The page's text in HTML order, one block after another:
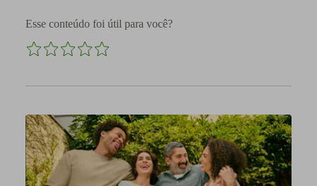
Esse conteúdo foi útil para você?